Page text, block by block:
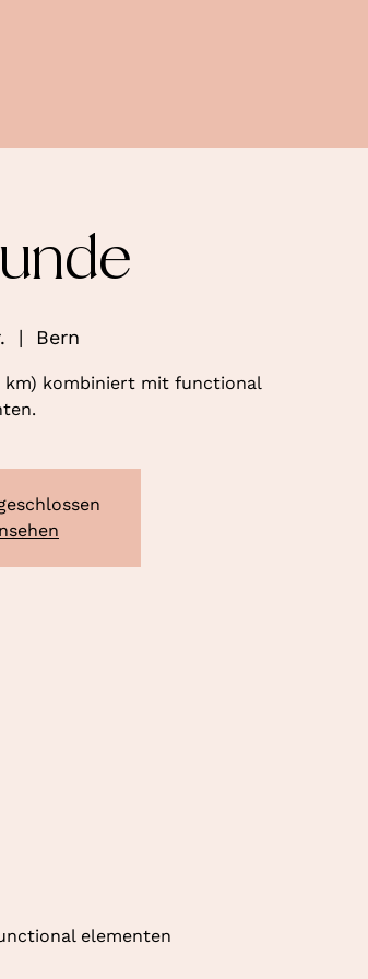
  |
Bern
km) kombiniert mit functional
elementen